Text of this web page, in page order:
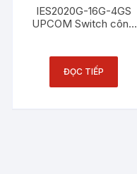
IES2020G-16G-4GS
UPCOM Switch công
cổng SFP Gigabit
ĐỌC TIẾP